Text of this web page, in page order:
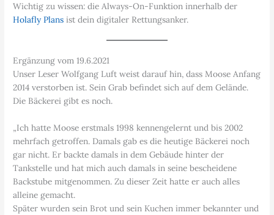
Wichtig zu wissen: die Always-On-Funktion innerhalb der
Holafly Plans ist dein digitaler Rettungsanker.
Ergänzung vom 19.6.2021
Unser Leser Wolfgang Luft weist darauf hin, dass Moose Anfang
2014 verstorben ist. Sein Grab befindet sich auf dem Gelände.
Die Bäckerei gibt es noch.
„Ich hatte Moose erstmals 1998 kennengelernt und bis 2002
mehrfach getroffen. Damals gab es die heutige Bäckerei noch
gar nicht. Er backte damals in dem Gebäude hinter der
Tankstelle und hat mich auch damals in seine bescheidene
Backstube mitgenommen. Zu dieser Zeit hatte er auch alles
alleine gemacht.
Später wurden sein Brot und sein Kuchen immer bekannter und